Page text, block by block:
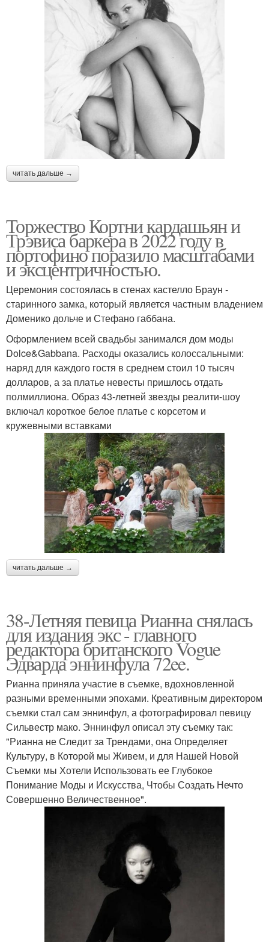
читать дальше →
Торжество Кортни кардашьян и
Трэвиса баркера в 2022 году в
портофино поразило масштабами
и эксцентричностью.
Церемония состоялась в стенах кастелло Браун -
старинного замка, который является частным владением
Доменико дольче и Стефано габбана.
Оформлением всей свадьбы занимался дом моды
Dolce&Gabbana. Расходы оказались колоссальными:
наряд для каждого гостя в среднем стоил 10 тысяч
долларов, а за платье невесты пришлось отдать
полмиллиона. Образ 43-летней звезды реалити-шоу
включал короткое белое платье с корсетом и
кружевными вставками
читать дальше →
38-Летняя певица Рианна снялась
для издания экс - главного
редактора британского Vogue
Эдварда эннинфула 72ee.
Рианна приняла участие в съемке, вдохновленной
разными временными эпохами. Креативным директором
съемки стал сам эннинфул, а фотографировал певицу
Сильвестр мако. Эннинфул описал эту съемку так:
"Рианна не Следит за Трендами, она Определяет
Культуру, в Которой мы Живем, и для Нашей Новой
Съемки мы Хотели Использовать ее Глубокое
Понимание Моды и Искусства, Чтобы Создать Нечто
Совершенно Величественное".